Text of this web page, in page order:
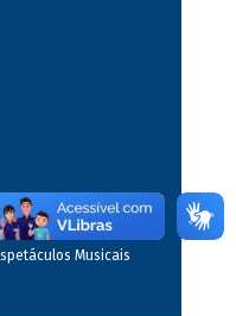
Musicais